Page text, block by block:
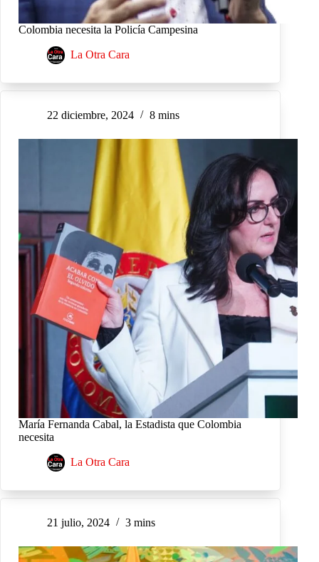
Colombia necesita la Policía Campesina
La Otra Cara
22 diciembre, 2024 8 mins
María Fernanda Cabal, la Estadista que Colombia
necesita
La Otra Cara
21 julio, 2024 3 mins